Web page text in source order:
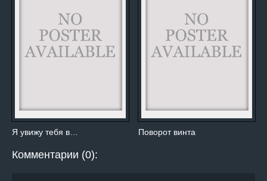
Я увижу тебя в… Поворот винта
Комментарии (0):